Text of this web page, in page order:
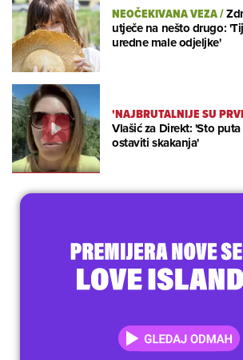
NEOČEKIVANA VEZA/
utječe na nešto drugo:
uredne male odjeljke'
'NAJBRUTALNIJE SU
Vlašić za Direkt: 'Sto
ostaviti skakanja'